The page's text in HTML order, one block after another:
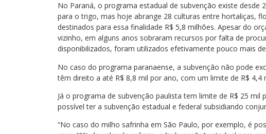
No Paraná, o programa estadual de subvenção existe desde
para o trigo, mas hoje abrange 28 culturas entre hortaliças,
destinados para essa finalidade R$ 5,8 milhões. Apesar do
vizinho, em alguns anos sobraram recursos por falta de
disponibilizados, foram utilizados efetivamente pouco mais
No caso do programa paranaense, a subvenção não pode
têm direito a até R$ 8,8 mil por ano, com um limite de R$ 4,4
Já o programa de subvenção paulista tem limite de R$ 25 mil
possível ter a subvenção estadual e federal subsidiando
“No caso do milho safrinha em São Paulo, por exemplo, é